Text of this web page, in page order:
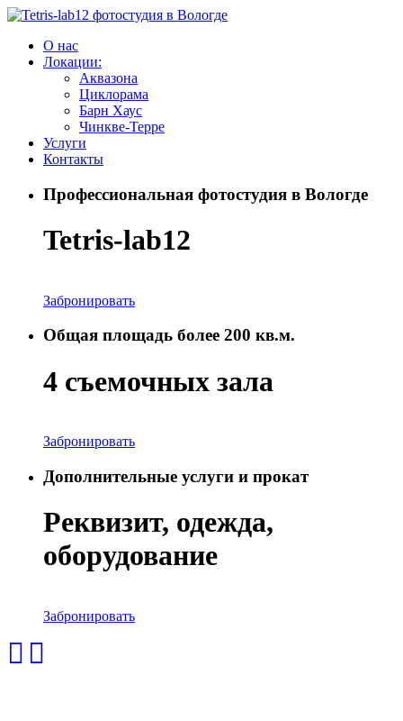
О нас
Локации:
Аквазона
Циклорама
Барн Хаус
Чинкве-Терре
Услуги
Контакты
Профессиональная фотостудия в Вологде
Tetris-lab12
Забронировать
Общая площадь более 200 кв.м.
4 съемочных зала
Забронировать
Дополнительные услуги и прокат
Реквизит, одежда,
оборудование
Забронировать